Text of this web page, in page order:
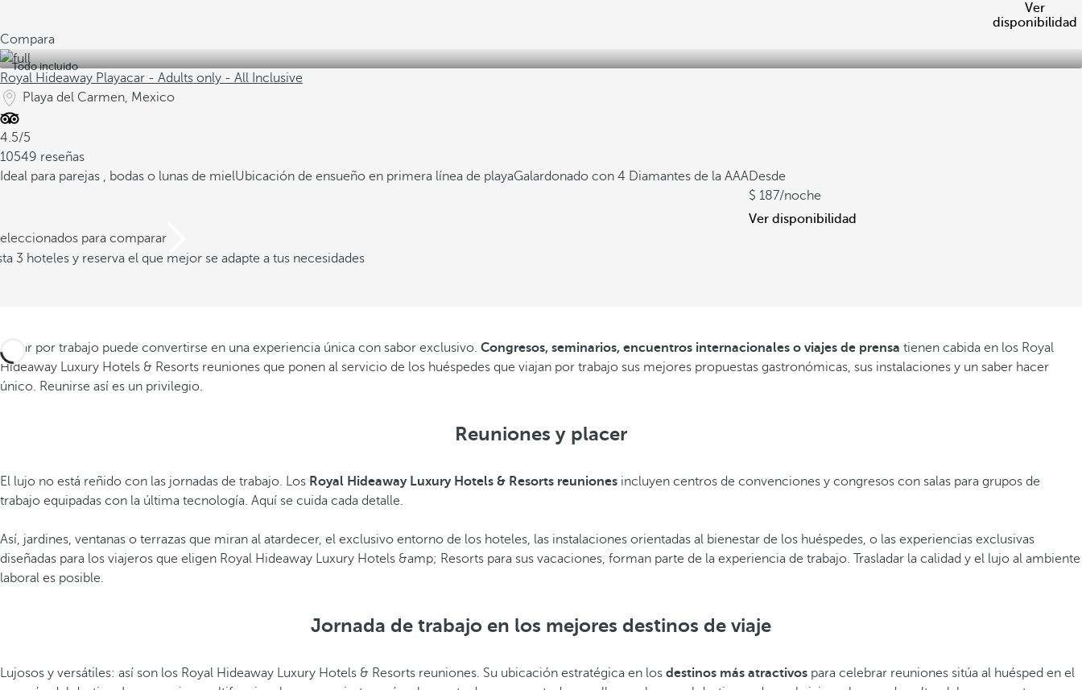
Ver
disponibilidad
Compara
Todo incluido
Royal Hideaway Playacar - Adults only - All Inclusive
Playa del Carmen, Mexico
4.5/5
10549 reseñas
Ideal para parejas , bodas o lunas de mielUbicación de ensueño en primera línea de playaGalardonado con 4 Diamantes de la AAADesde
187/noche
Ver disponibilidad
para comparar
3 hoteles y reserva el que mejor se adapte a tus necesidades
Viajar por trabajo puede convertirse en una experiencia única con sabor exclusivo. Congresos, seminarios, encuentros internacionales o viajes de prensa tienen cabida en los Royal
Hideaway Luxury Hotels & Resorts reuniones que ponen al servicio de los huéspedes que viajan por trabajo sus mejores propuestas gastronómicas, sus instalaciones y un saber hacer
único. Reunirse así es un privilegio.
Reuniones y placer
El lujo no está reñido con las jornadas de trabajo. Los Royal Hideaway Luxury Hotels & Resorts reuniones incluyen centros de convenciones y congresos con salas para grupos de
trabajo equipadas con la última tecnología. Aquí se cuida cada detalle.
Así, jardines, ventanas o terrazas que miran al atardecer, el exclusivo entorno de los hoteles, las instalaciones orientadas al bienestar de los huéspedes, o las experiencias exclusivas
diseñadas para los viajeros que eligen Royal Hideaway Luxury Hotels &amp; Resorts para sus vacaciones, forman parte de la experiencia de trabajo. Trasladar la calidad y el lujo al ambiente
laboral es posible.
Jornada de trabajo en los mejores destinos de viaje
Lujosos y versátiles: así son los Royal Hideaway Luxury Hotels & Resorts reuniones. Su ubicación estratégica en los destinos más atractivos para celebrar reuniones sitúa al huésped en el